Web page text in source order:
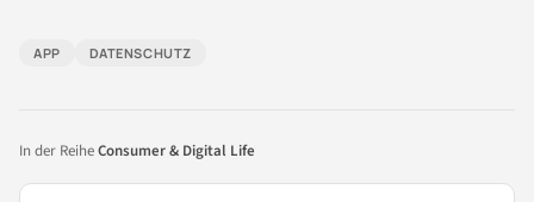
APP DATENSCHUTZ
In der ReiheConsumer & Digital Life